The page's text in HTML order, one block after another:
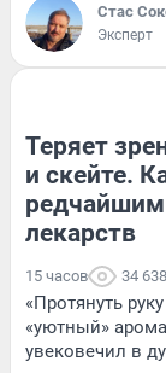
Стас
Эксперт
Теряет
и скейте.
редчайшим
лекарств
15 часов 34 638
«Протянуть
«уютный»
увековечил в